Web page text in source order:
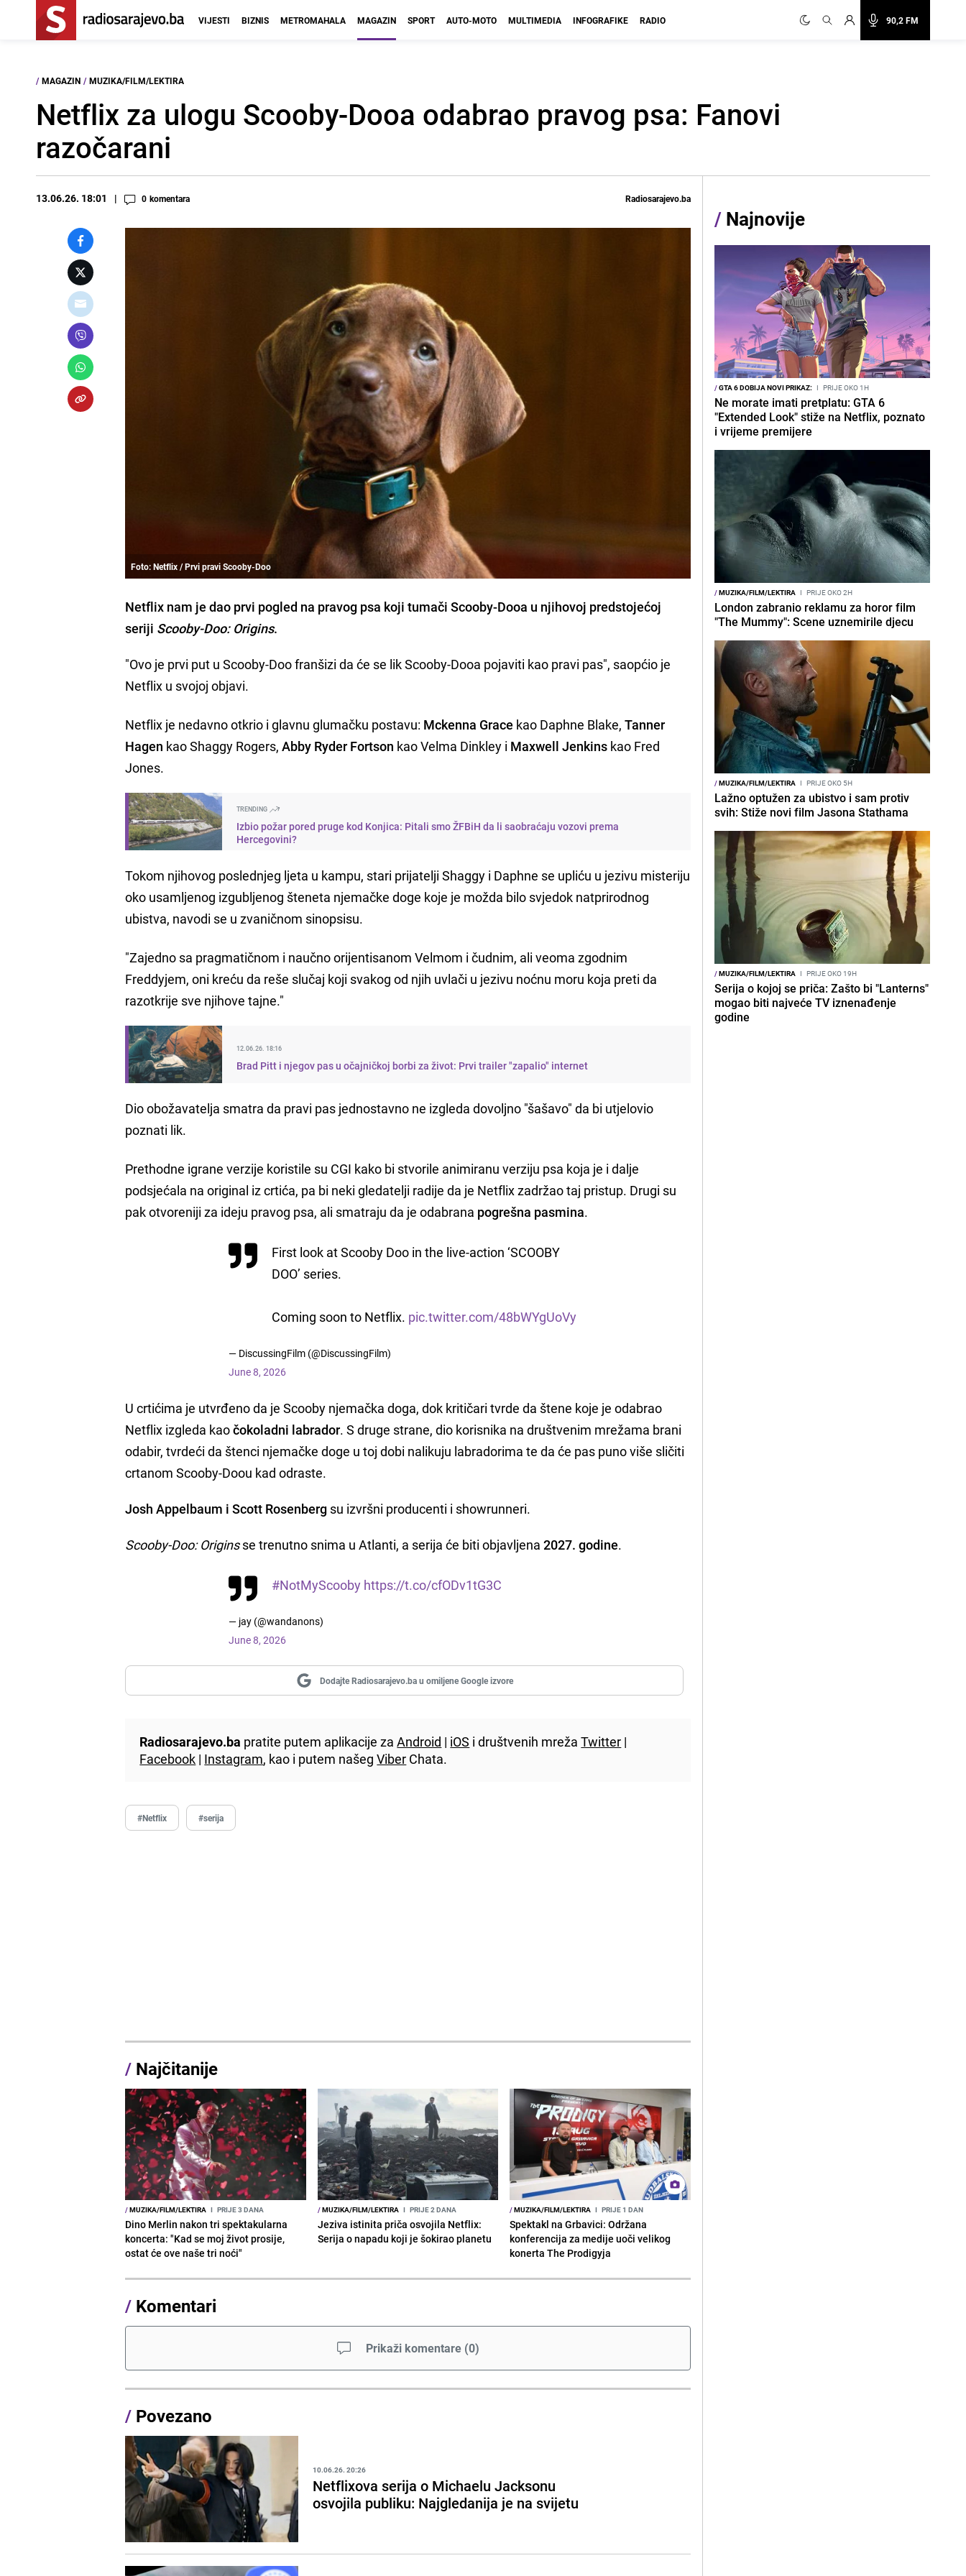
90,2 FM
VIJESTI BIZNIS METROMAHALA MAGAZIN SPORT AUTO-MOTO MULTIMEDIA INFOGRAFIKE RADIO
/ MAGAZIN / MUZIKA/FILM/LEKTIRA
Netflix za ulogu Scooby-Dooa odabrao pravog psa: Fanovi
razočarani
13.06.26. 18:01 0 komentara Radiosarajevo.ba
Foto: Netflix / Prvi pravi Scooby-Doo
Netflix nam je dao prvi pogled na pravog psa koji tumači Scooby-Dooa u njihovoj predstojećoj
seriji Scooby-Doo: Origins.
"Ovo je prvi put u Scooby-Doo franšizi da će se lik Scooby-Dooa pojaviti kao pravi pas", saopćio je
Netflix u svojoj objavi.
Netflix je nedavno otkrio i glavnu glumačku postavu: Mckenna Grace kao Daphne Blake,Tanner
Hagen kao Shaggy Rogers,Abby Ryder Fortson kao Velma Dinkley i Maxwell Jenkins kao Fred
Jones.
TRENDING
Izbio požar pored pruge kod Konjica: Pitali smo ŽFBiH da li saobraćaju vozovi prema
Hercegovini?
Tokom njihovog poslednjeg ljeta u kampu, stari prijatelji Shaggy i Daphne se upliću u jezivu misteriju
oko usamljenog izgubljenog šteneta njemačke doge koje je možda bilo svjedok natprirodnog
ubistva, navodi se u zvaničnom sinopsisu.
"Zajedno sa pragmatičnom i naučno orijentisanom Velmom i čudnim, ali veoma zgodnim
Freddyjem, oni kreću da reše slučaj koji svakog od njih uvlači u jezivu noćnu moru koja preti da
razotkrije sve njihove tajne."
12.06.26. 18:16
Brad Pitt i njegov pas u očajničkoj borbi za život: Prvi trailer "zapalio" internet
Dio obožavatelja smatra da pravi pas jednostavno ne izgleda dovoljno "šašavo" da bi utjelovio
poznati lik.
Prethodne igrane verzije koristile su CGI kako bi stvorile animiranu verziju psa koja je i dalje
podsjećala na original iz crtića, pa bi neki gledatelji radije da je Netflix zadržao taj pristup. Drugi su
pak otvoreniji za ideju pravog psa, ali smatraju da je odabrana pogrešna pasmina.
First look at Scooby Doo in the live-action ‘SCOOBY
DOO’ series.
Coming soon to Netflix. pic.twitter.com/48bWYgUoVy
— DiscussingFilm (@DiscussingFilm)
June 8, 2026
U crtićima je utvrđeno da je Scooby njemačka doga, dok kritičari tvrde da štene koje je odabrao
Netflix izgleda kaočokoladni labrador. S druge strane, dio korisnika na društvenim mrežama brani
odabir, tvrdeći da štenci njemačke doge u toj dobi nalikuju labradorima te da će pas puno više sličiti
crtanom Scooby-Doou kad odraste.
Josh Appelbaum i Scott Rosenberg su izvršni producenti i showrunneri.
Scooby-Doo: Originsse trenutno snima u Atlanti, a serija će biti objavljena2027. godine.
#NotMyScooby https://t.co/cfODv1tG3C
— jay (@wandanons)
June 8, 2026
Dodajte Radiosarajevo.ba u omiljene Google izvore
Radiosarajevo.ba pratite putem aplikacije zaAndroid | iOS i društvenih mrežaTwitter |
Facebook | Instagram, kao i putem našegViber Chata.
#Netflix #serija
/ Najčitanije
/MUZIKA/FILM/LEKTIRA I PRIJE 3 DANA
Dino Merlin nakon tri spektakularna
koncerta: "Kad se moj život prosije,
ostat će ove naše tri noći"
/MUZIKA/FILM/LEKTIRA I PRIJE 2 DANA
Jeziva istinita priča osvojila Netflix:
Serija o napadu koji je šokirao planetu
/MUZIKA/FILM/LEKTIRA I PRIJE 1 DAN
Spektakl na Grbavici: Održana
konferencija za medije uoči velikog
konerta The Prodigyja
/ Komentari
Prikaži komentare (0)
/ Povezano
10.06.26. 20:26
Netflixova serija o Michaelu Jacksonu
osvojila publiku: Najgledanija je na svijetu
/ Najnovije
/GTA 6 DOBIJA NOVI PRIKAZ: I PRIJE OKO 1H
Ne morate imati pretplatu: GTA 6
"Extended Look" stiže na Netflix, poznato
i vrijeme premijere
/MUZIKA/FILM/LEKTIRA I PRIJE OKO 2H
London zabranio reklamu za horor film
"The Mummy": Scene uznemirile djecu
/MUZIKA/FILM/LEKTIRA I PRIJE OKO 5H
Lažno optužen za ubistvo i sam protiv
svih: Stiže novi film Jasona Stathama
/MUZIKA/FILM/LEKTIRA I PRIJE OKO 19H
Serija o kojoj se priča: Zašto bi "Lanterns"
mogao biti najveće TV iznenađenje
godine